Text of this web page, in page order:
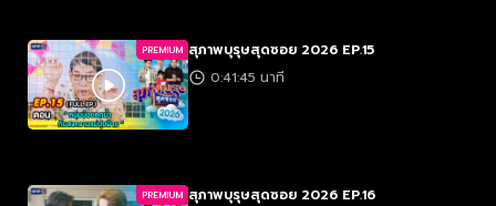
PREMIUM สุภาพบุรุษสุดซอย 2026 EP.15
0:41:45 นาที
PREMIUM สุภาพบุรุษสุดซอย 2026 EP.16